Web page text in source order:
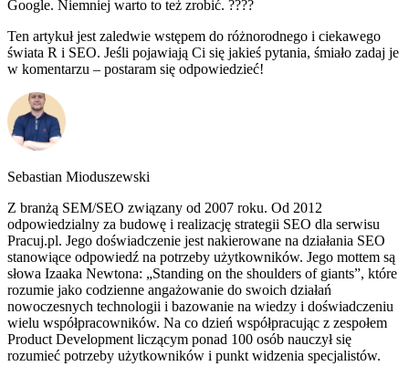
Google. Niemniej warto to też zrobić. ????
Ten artykuł jest zaledwie wstępem do różnorodnego i ciekawego
świata R i SEO. Jeśli pojawiają Ci się jakieś pytania, śmiało zadaj je
w komentarzu – postaram się odpowiedzieć!
Sebastian Mioduszewski
Z branżą SEM/SEO związany od 2007 roku. Od 2012
odpowiedzialny za budowę i realizację strategii SEO dla serwisu
Pracuj.pl. Jego doświadczenie jest nakierowane na działania SEO
stanowiące odpowiedź na potrzeby użytkowników. Jego mottem są
słowa Izaaka Newtona: „Standing on the shoulders of giants”, które
rozumie jako codzienne angażowanie do swoich działań
nowoczesnych technologii i bazowanie na wiedzy i doświadczeniu
wielu współpracowników. Na co dzień współpracując z zespołem
Product Development liczącym ponad 100 osób nauczył się
rozumieć potrzeby użytkowników i punkt widzenia specjalistów.